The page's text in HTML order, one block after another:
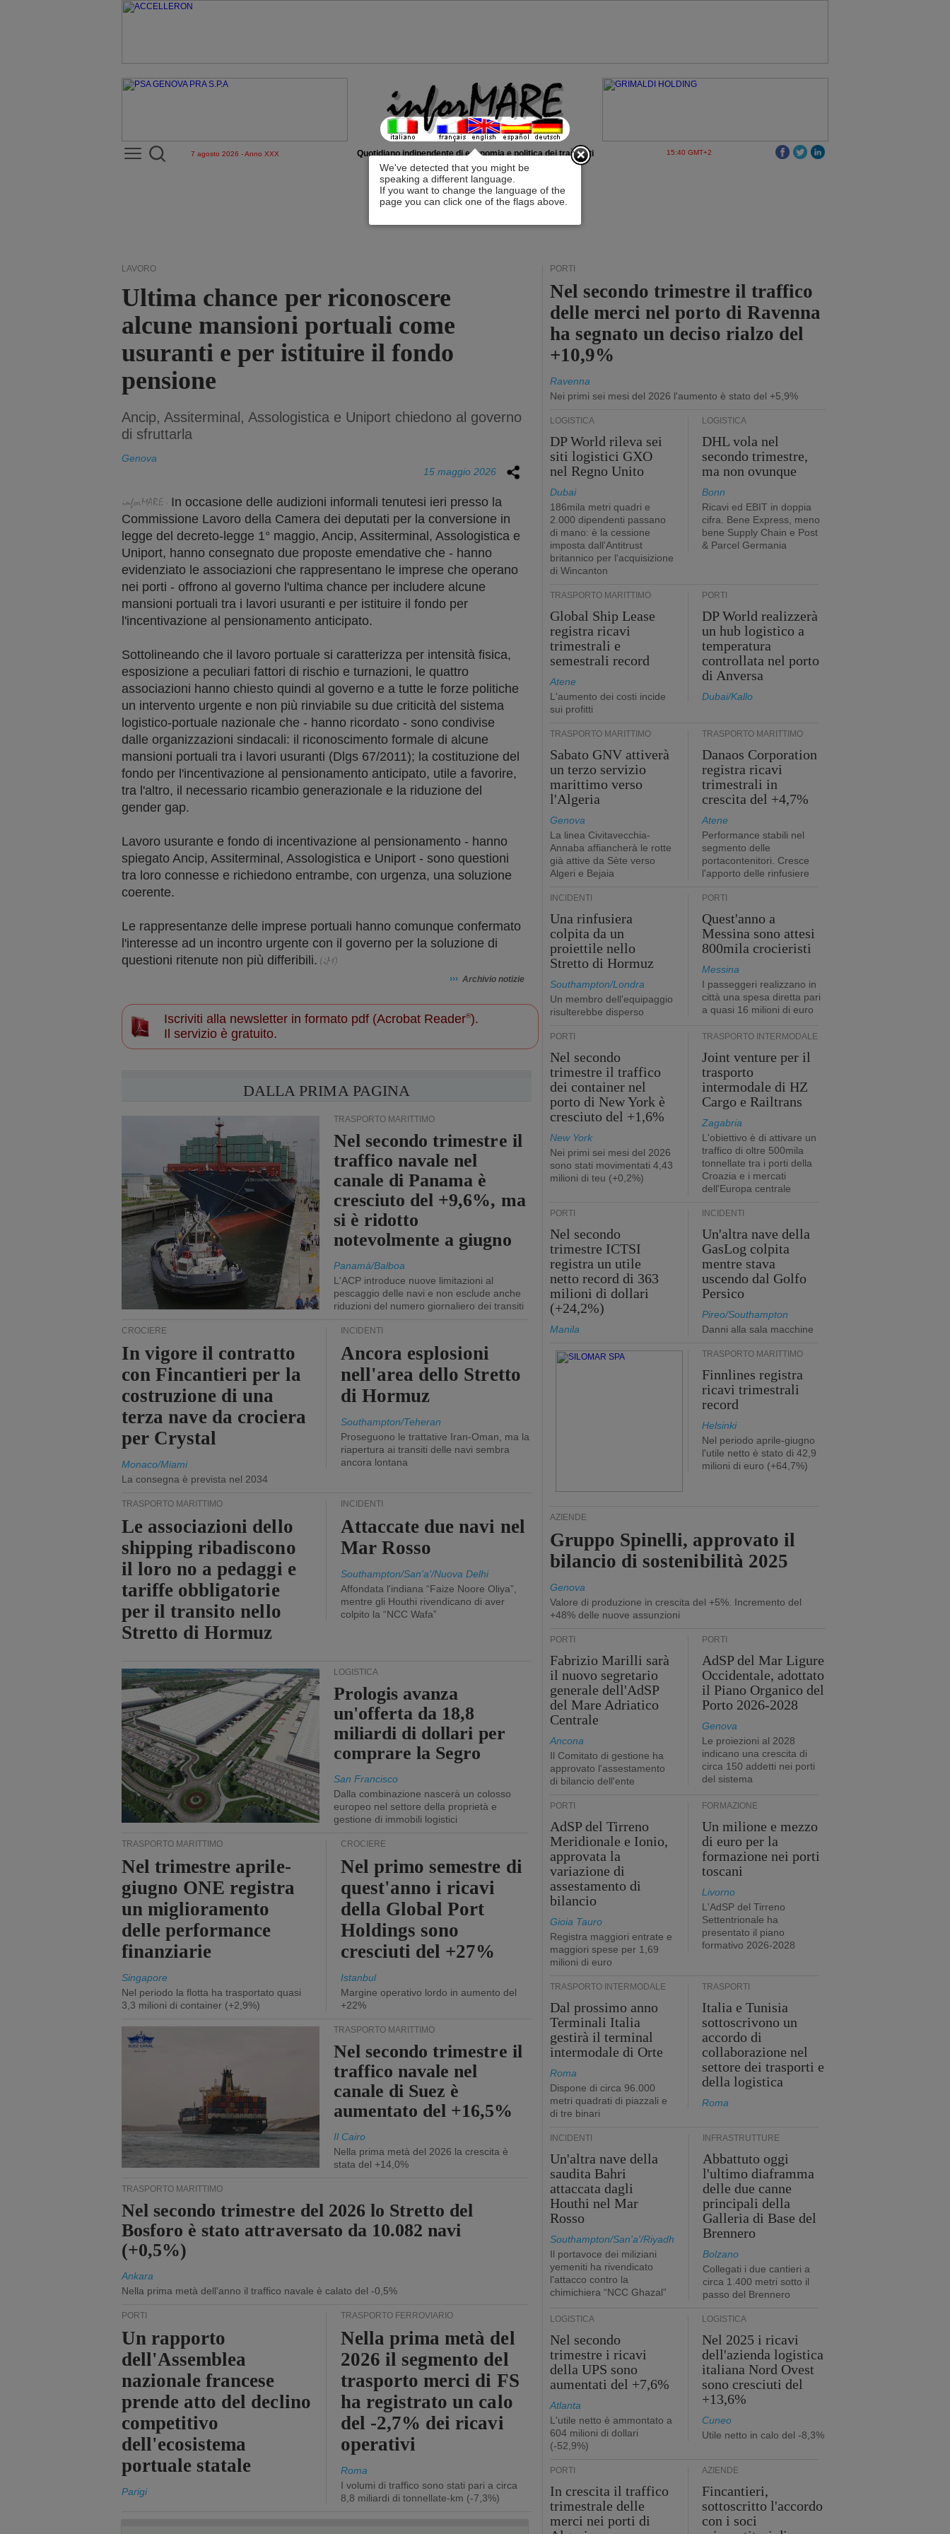
We've detected that you might be
speaking a different language.
If you want to change the language of the
page you can click one of the flags above.
x
7 agosto 2026 - Anno XXX Quotidiano indipendente di economia e politica dei trasporti 15:40 GMT+2
LAVORO
Ultima chance per riconoscere
alcune mansioni portuali come
usuranti e per istituire il fondo
pensione
Ancip, Assiterminal, Assologistica e Uniport chiedono al governo
di sfruttarla
Genova
15 maggio 2026
In occasione delle audizioni informali tenutesi ieri presso la
Commissione Lavoro della Camera dei deputati per la conversione in
legge del decreto-legge 1° maggio, Ancip, Assiterminal, Assologistica e
Uniport, hanno consegnato due proposte emendative che - hanno
evidenziato le associazioni che rappresentano le imprese che operano
nei porti - offrono al governo l'ultima chance per includere alcune
mansioni portuali tra i lavori usuranti e per istituire il fondo per
l'incentivazione al pensionamento anticipato.
Sottolineando che il lavoro portuale si caratterizza per intensità fisica,
esposizione a peculiari fattori di rischio e turnazioni, le quattro
associazioni hanno chiesto quindi al governo e a tutte le forze politiche
un intervento urgente e non più rinviabile su due criticità del sistema
logistico-portuale nazionale che - hanno ricordato - sono condivise
dalle organizzazioni sindacali: il riconoscimento formale di alcune
mansioni portuali tra i lavori usuranti (Dlgs 67/2011); la costituzione del
fondo per l'incentivazione al pensionamento anticipato, utile a favorire,
tra l'altro, il necessario ricambio generazionale e la riduzione del
gender gap.
Lavoro usurante e fondo di incentivazione al pensionamento - hanno
spiegato Ancip, Assiterminal, Assologistica e Uniport - sono questioni
tra loro connesse e richiedono entrambe, con urgenza, una soluzione
coerente.
Le rappresentanze delle imprese portuali hanno comunque confermato
l'interesse ad un incontro urgente con il governo per la soluzione di
questioni ritenute non più differibili.
››› Archivio notizie
Iscriviti alla newsletter in formato pdf (Acrobat Reader®).
Il servizio è gratuito.
DALLA PRIMA PAGINA
TRASPORTO MARITTIMO
Nel secondo trimestre il
traffico navale nel
canale di Panama è
cresciuto del +9,6%, ma
si è ridotto
notevolmente a giugno
Panamá/Balboa
L'ACP introduce nuove limitazioni al
pescaggio delle navi e non esclude anche
riduzioni del numero giornaliero dei transiti
CROCIERE
In vigore il contratto
con Fincantieri per la
costruzione di una
terza nave da crociera
per Crystal
Monaco/Miami
La consegna è prevista nel 2034
INCIDENTI
Ancora esplosioni
nell'area dello Stretto
di Hormuz
Southampton/Teheran
Proseguono le trattative Iran-Oman, ma la
riapertura ai transiti delle navi sembra
ancora lontana
TRASPORTO MARITTIMO
Le associazioni dello
shipping ribadiscono
il loro no a pedaggi e
tariffe obbligatorie
per il transito nello
Stretto di Hormuz
INCIDENTI
Attaccate due navi nel
Mar Rosso
Southampton/San'a'/Nuova Delhi
Affondata l'indiana “Faize Noore Oliya”,
mentre gli Houthi rivendicano di aver
colpito la “NCC Wafa”
LOGISTICA
Prologis avanza
un'offerta da 18,8
miliardi di dollari per
comprare la Segro
San Francisco
Dalla combinazione nascerà un colosso
europeo nel settore della proprietà e
gestione di immobili logistici
TRASPORTO MARITTIMO
Nel trimestre aprile-
giugno ONE registra
un miglioramento
delle performance
finanziarie
Singapore
Nel periodo la flotta ha trasportato quasi
3,3 milioni di container (+2,9%)
CROCIERE
Nel primo semestre di
quest'anno i ricavi
della Global Port
Holdings sono
cresciuti del +27%
Istanbul
Margine operativo lordo in aumento del
+22%
TRASPORTO MARITTIMO
Nel secondo trimestre il
traffico navale nel
canale di Suez è
aumentato del +16,5%
Il Cairo
Nella prima metà del 2026 la crescita è
stata del +14,0%
TRASPORTO MARITTIMO
Nel secondo trimestre del 2026 lo Stretto del
Bosforo è stato attraversato da 10.082 navi
(+0,5%)
Ankara
Nella prima metà dell'anno il traffico navale è calato del -0,5%
PORTI
Un rapporto
dell'Assemblea
nazionale francese
prende atto del declino
competitivo
dell'ecosistema
portuale statale
Parigi
TRASPORTO FERROVIARIO
Nella prima metà del
2026 il segmento del
trasporto merci di FS
ha registrato un calo
del -2,7% dei ricavi
operativi
Roma
I volumi di traffico sono stati pari a circa
8,8 miliardi di tonnellate-km (-7,3%)
PORTI
Nel secondo trimestre il traffico
delle merci nel porto di Ravenna
ha segnato un deciso rialzo del
+10,9%
Ravenna
Nei primi sei mesi del 2026 l'aumento è stato del +5,9%
LOGISTICA
DP World rileva sei
siti logistici GXO
nel Regno Unito
Dubai
186mila metri quadri e
2.000 dipendenti passano
di mano: è la cessione
imposta dall'Antitrust
britannico per l'acquisizione
di Wincanton
LOGISTICA
DHL vola nel
secondo trimestre,
ma non ovunque
Bonn
Ricavi ed EBIT in doppia
cifra. Bene Express, meno
bene Supply Chain e Post
& Parcel Germania
TRASPORTO MARITTIMO
Global Ship Lease
registra ricavi
trimestrali e
semestrali record
Atene
L'aumento dei costi incide
sui profitti
PORTI
DP World realizzerà
un hub logistico a
temperatura
controllata nel porto
di Anversa
Dubai/Kallo
TRASPORTO MARITTIMO
Sabato GNV attiverà
un terzo servizio
marittimo verso
l'Algeria
Genova
La linea Civitavecchia-
Annaba affiancherà le rotte
già attive da Sète verso
Algeri e Bejaia
TRASPORTO MARITTIMO
Danaos Corporation
registra ricavi
trimestrali in
crescita del +4,7%
Atene
Performance stabili nel
segmento delle
portacontenitori. Cresce
l'apporto delle rinfusiere
INCIDENTI
Una rinfusiera
colpita da un
proiettile nello
Stretto di Hormuz
Southampton/Londra
Un membro dell'equipaggio
risulterebbe disperso
PORTI
Quest'anno a
Messina sono attesi
800mila crocieristi
Messina
I passeggeri realizzano in
città una spesa diretta pari
a quasi 16 milioni di euro
PORTI
Nel secondo
trimestre il traffico
dei container nel
porto di New York è
cresciuto del +1,6%
New York
Nei primi sei mesi del 2026
sono stati movimentati 4,43
milioni di teu (+0,2%)
TRASPORTO INTERMODALE
Joint venture per il
trasporto
intermodale di HZ
Cargo e Railtrans
Zagabria
L'obiettivo è di attivare un
traffico di oltre 500mila
tonnellate tra i porti della
Croazia e i mercati
dell'Europa centrale
PORTI
Nel secondo
trimestre ICTSI
registra un utile
netto record di 363
milioni di dollari
(+24,2%)
Manila
INCIDENTI
Un'altra nave della
GasLog colpita
mentre stava
uscendo dal Golfo
Persico
Pireo/Southampton
Danni alla sala macchine
TRASPORTO MARITTIMO
Finnlines registra
ricavi trimestrali
record
Helsinki
Nel periodo aprile-giugno
l'utile netto è stato di 42,9
milioni di euro (+64,7%)
AZIENDE
Gruppo Spinelli, approvato il
bilancio di sostenibilità 2025
Genova
Valore di produzione in crescita del +5%. Incremento del
+48% delle nuove assunzioni
PORTI
Fabrizio Marilli sarà
il nuovo segretario
generale dell'AdSP
del Mare Adriatico
Centrale
Ancona
Il Comitato di gestione ha
approvato l'assestamento
di bilancio dell'ente
PORTI
AdSP del Mar Ligure
Occidentale, adottato
il Piano Organico del
Porto 2026-2028
Genova
Le proiezioni al 2028
indicano una crescita di
circa 150 addetti nei porti
del sistema
PORTI
AdSP del Tirreno
Meridionale e Ionio,
approvata la
variazione di
assestamento di
bilancio
Gioia Tauro
Registra maggiori entrate e
maggiori spese per 1,69
milioni di euro
FORMAZIONE
Un milione e mezzo
di euro per la
formazione nei porti
toscani
Livorno
L'AdSP del Tirreno
Settentrionale ha
presentato il piano
formativo 2026-2028
TRASPORTO INTERMODALE
Dal prossimo anno
Terminali Italia
gestirà il terminal
intermodale di Orte
Roma
Dispone di circa 96.000
metri quadrati di piazzali e
di tre binari
TRASPORTI
Italia e Tunisia
sottoscrivono un
accordo di
collaborazione nel
settore dei trasporti e
della logistica
Roma
INCIDENTI
Un'altra nave della
saudita Bahri
attaccata dagli
Houthi nel Mar
Rosso
Southampton/San'a'/Riyadh
Il portavoce dei miliziani
yemeniti ha rivendicato
l'attacco contro la
chimichiera “NCC Ghazal”
INFRASTRUTTURE
Abbattuto oggi
l'ultimo diaframma
delle due canne
principali della
Galleria di Base del
Brennero
Bolzano
Collegati i due cantieri a
circa 1.400 metri sotto il
passo del Brennero
LOGISTICA
Nel secondo
trimestre i ricavi
della UPS sono
aumentati del +7,6%
Atlanta
L'utile netto è ammontato a
604 milioni di dollari
(-52,9%)
LOGISTICA
Nel 2025 i ricavi
dell'azienda logistica
italiana Nord Ovest
sono cresciuti del
+13,6%
Cuneo
Utile netto in calo del -8,3%
PORTI
In crescita il traffico
trimestrale delle
merci nei porti di
AZIENDE
Fincantieri,
sottoscritto l'accordo
con i soci